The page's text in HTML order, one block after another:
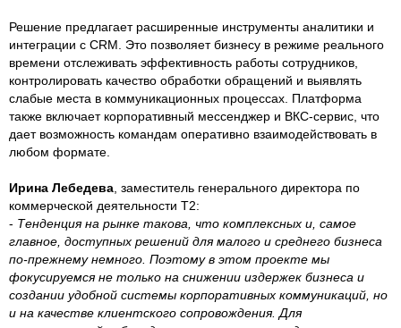
Решение предлагает расширенные инструменты аналитики и
интеграции с CRM. Это позволяет бизнесу в режиме реального
времени отслеживать эффективность работы сотрудников,
контролировать качество обработки обращений и выявлять
слабые места в коммуникационных процессах. Платформа
также включает корпоративный мессенджер и ВКС-сервис, что
дает возможность командам оперативно взаимодействовать в
любом формате.
Ирина Лебедева , заместитель генерального директора по
коммерческой деятельности Т2:
- Тенденция на рынке такова, что комплексных и, самое
главное, доступных решений для малого и среднего бизнеса
по-прежнему немного. Поэтому в этом проекте мы
фокусируемся не только на снижении издержек бизнеса и
создании удобной системы корпоративных коммуникаций, но
и на качестве клиентского сопровождения. Для